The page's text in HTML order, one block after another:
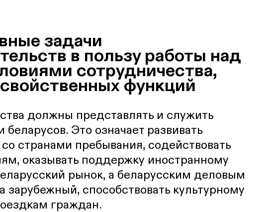
задачи
в пользу работы над
сотрудничества,
функций
должны представлять и служить
Это означает развивать
странами пребывания, содействовать
оказывать поддержку иностранному
рынок, а беларусским деловым
зарубежный, способствовать культурному
граждан.